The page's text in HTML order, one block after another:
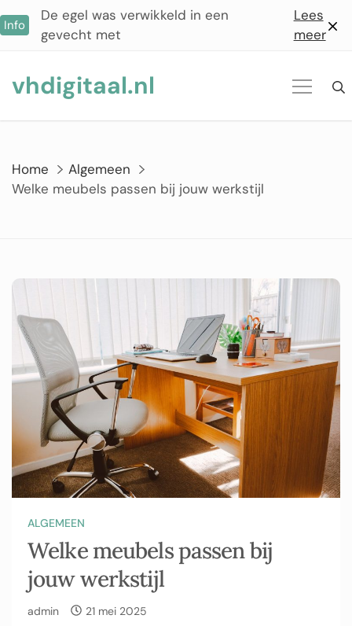
naar
Info
De egel was verwikkeld in een
gevecht met
Lees
meer
vhdigitaal.nl
Home
Algemeen
Welke meubels passen bij jouw werkstijl
ALGEMEEN
Welke meubels passen bij
jouw werkstijl
admin 21 mei 2025